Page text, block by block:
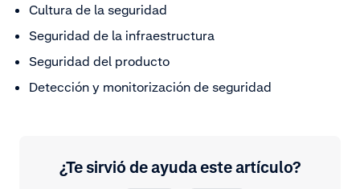
Cultura de la seguridad
Seguridad de la infraestructura
Seguridad del producto
Detección y monitorización de seguridad
¿Te sirvió de ayuda este artículo?